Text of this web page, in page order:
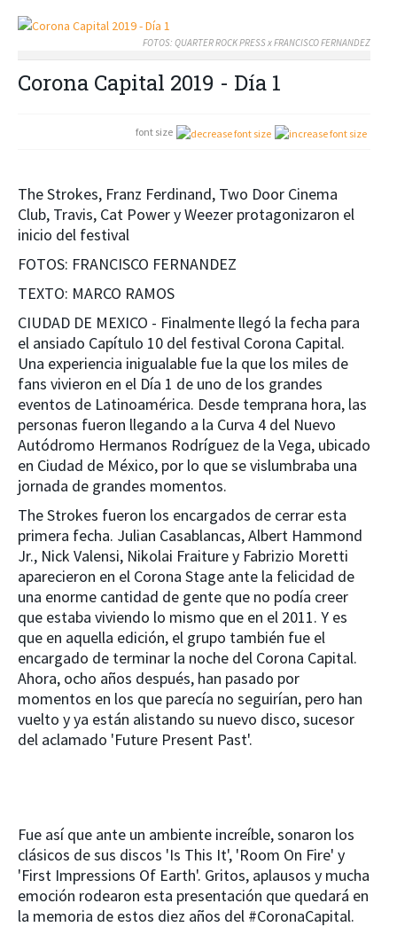
FOTOS: QUARTER ROCK PRESS x FRANCISCO FERNANDEZ
Corona Capital 2019 - Día 1
font size
The Strokes, Franz Ferdinand, Two Door Cinema
Club, Travis, Cat Power y Weezer protagonizaron el
inicio del festival
FOTOS: FRANCISCO FERNANDEZ
TEXTO: MARCO RAMOS
CIUDAD DE MEXICO - Finalmente llegó la fecha para
el ansiado Capítulo 10 del festival Corona Capital.
Una experiencia inigualable fue la que los miles de
fans vivieron en el Día 1 de uno de los grandes
eventos de Latinoamérica. Desde temprana hora, las
personas fueron llegando a la Curva 4 del Nuevo
Autódromo Hermanos Rodríguez de la Vega, ubicado
en Ciudad de México, por lo que se vislumbraba una
jornada de grandes momentos.
The Strokes fueron los encargados de cerrar esta
primera fecha. Julian Casablancas, Albert Hammond
Jr., Nick Valensi, Nikolai Fraiture y Fabrizio Moretti
aparecieron en el Corona Stage ante la felicidad de
una enorme cantidad de gente que no podía creer
que estaba viviendo lo mismo que en el 2011. Y es
que en aquella edición, el grupo también fue el
encargado de terminar la noche del Corona Capital.
Ahora, ocho años después, han pasado por
momentos en los que parecía no seguirían, pero han
vuelto y ya están alistando su nuevo disco, sucesor
del aclamado 'Future Present Past'.
Fue así que ante un ambiente increíble, sonaron los
clásicos de sus discos 'Is This It', 'Room On Fire' y
'First Impressions Of Earth'. Gritos, aplausos y mucha
emoción rodearon esta presentación que quedará en
la memoria de estos diez años del #CoronaCapital.